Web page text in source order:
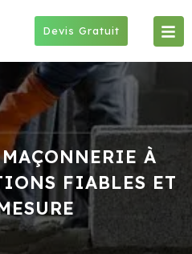
Devis Gratuit
À
FIABLES ET